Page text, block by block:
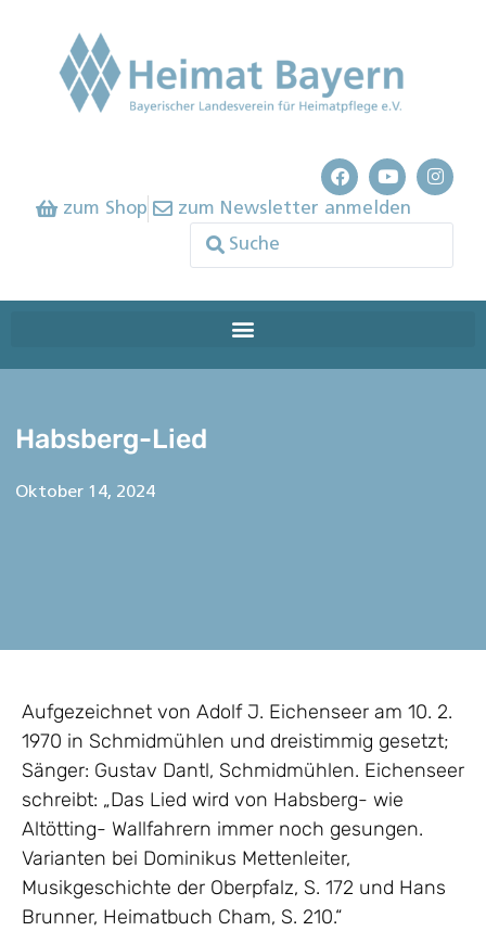
zum Shop zum Newsletter anmelden
Habsberg-Lied
Oktober 14, 2024
Aufgezeichnet von Adolf J. Eichenseer am 10. 2.
1970 in Schmidmühlen und dreistimmig gesetzt;
Sänger: Gustav Dantl, Schmidmühlen. Eichenseer
schreibt: „Das Lied wird von Habsberg- wie
Altötting- Wallfahrern immer noch gesungen.
Varianten bei Dominikus Mettenleiter,
Musikgeschichte der Oberpfalz, S. 172 und Hans
Brunner, Heimatbuch Cham, S. 210.“